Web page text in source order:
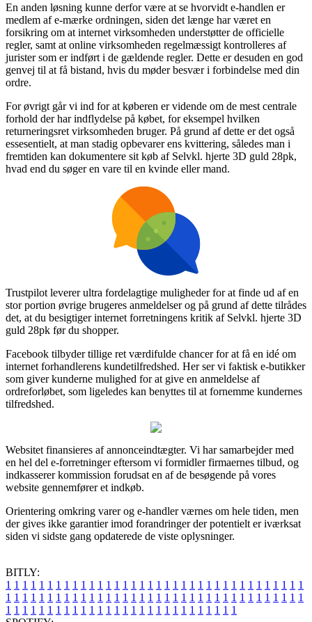
En anden løsning kunne derfor være at se hvorvidt e-handlen er
medlem af e-mærke ordningen, siden det længe har været en
forsikring om at internet virksomheden understøtter de officielle
regler, samt at online virksomheden regelmæssigt kontrolleres af
jurister som er indført i de gældende regler. Dette er desuden en god
genvej til at få bistand, hvis du møder besvær i forbindelse med din
ordre.
For øvrigt går vi ind for at køberen er vidende om de mest centrale
forhold der har indflydelse på købet, for eksempel hvilken
returneringsret virksomheden bruger. På grund af dette er det også
essesentielt, at man stadig opbevarer ens kvittering, således man i
fremtiden kan dokumentere sit køb af Selvkl. hjerte 3D guld 28pk,
hvad end du søger en vare til en kvinde eller mand.
Trustpilot leverer ultra fordelagtige muligheder for at finde ud af en
stor portion øvrige brugeres anmeldelser og på grund af dette tilrådes
det, at du besigtiger internet forretningens kritik af Selvkl. hjerte 3D
guld 28pk før du shopper.
Facebook tilbyder tillige ret værdifulde chancer for at få en idé om
internet forhandlerens kundetilfredshed. Her ser vi faktisk e-butikker
som giver kunderne mulighed for at give en anmeldelse af
ordreforløbet, som ligeledes kan benyttes til at fornemme kundernes
tilfredshed.
Websitet finansieres af annonceindtægter. Vi har samarbejder med
en hel del e-forretninger eftersom vi formidler firmaernes tilbud, og
indkasserer kommission forudsat en af de besøgende på vores
website gennemfører et indkøb.
Orientering omkring varer og e-handler værnes om hele tiden, men
der gives ikke garantier imod forandringer der potentielt er iværksat
siden vi sidste gang opdaterede de viste oplysninger.
BITLY:
1 1 1 1 1 1 1 1 1 1 1 1 1 1 1 1 1 1 1 1 1 1 1 1 1 1 1 1 1 1 1 1 1 1 1 1
1 1 1 1 1 1 1 1 1 1 1 1 1 1 1 1 1 1 1 1 1 1 1 1 1 1 1 1 1 1 1 1 1 1 1 1
1 1 1 1 1 1 1 1 1 1 1 1 1 1 1 1 1 1 1 1 1 1 1 1 1 1 1 1